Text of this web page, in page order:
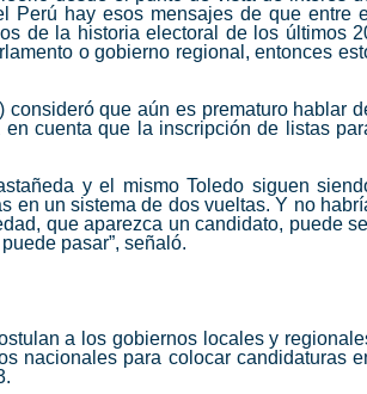
Perú hay esos mensajes de que entre
de la historia electoral de los últimos
o gobierno regional, entonces
que aún es prematuro hablar
cuenta que la inscripción de listas
y el mismo Toledo siguen
en un sistema de dos vueltas. Y no
que aparezca un candidato, puede
pasar”, señaló.
a los gobiernos locales y
nacionales para colocar candidaturas